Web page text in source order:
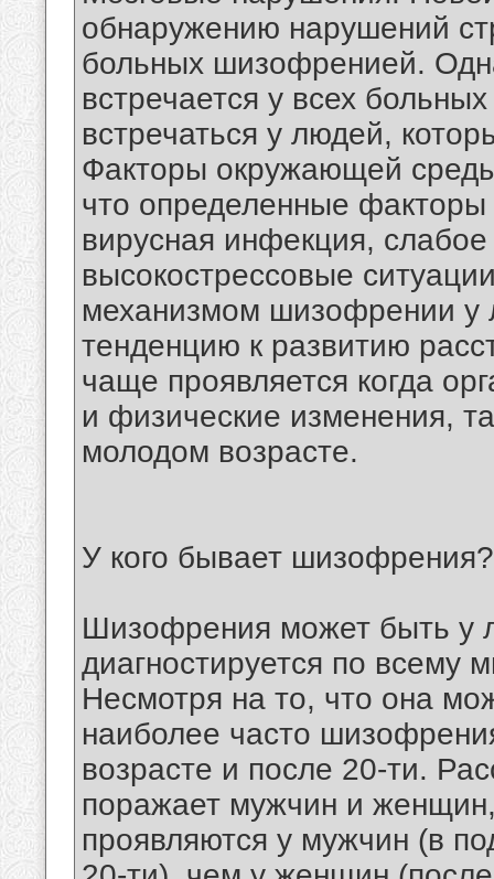
обнаружению нарушений
больных шизофренией.
встречается у всех
встречаться у людей,
Факторы окружающей
что определенные
вирусная инфекция,
высокострессовые
механизмом шизофрении у
тенденцию к развитию
чаще проявляется когда
и физические изменения,
молодом возрасте.
У кого бывает шизофрения?
Шизофрения может быть у
диагностируется по всему
Несмотря на то, что она
наиболее часто
возрасте и после 20-ти.
поражает мужчин и
проявляются у мужчин (в